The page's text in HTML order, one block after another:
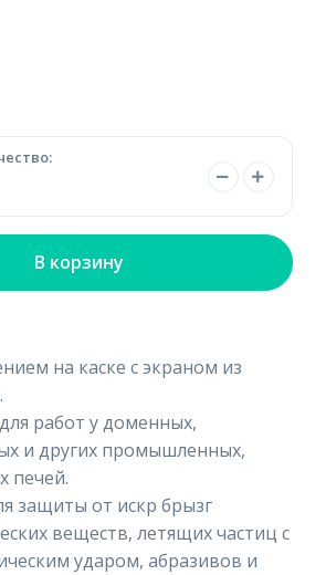
В корзину
на каске с экраном из
работ у доменных,
и других промышленных,
печей.
защиты от искр брызг
веществ, летящих частиц с
ударом, абразивов и